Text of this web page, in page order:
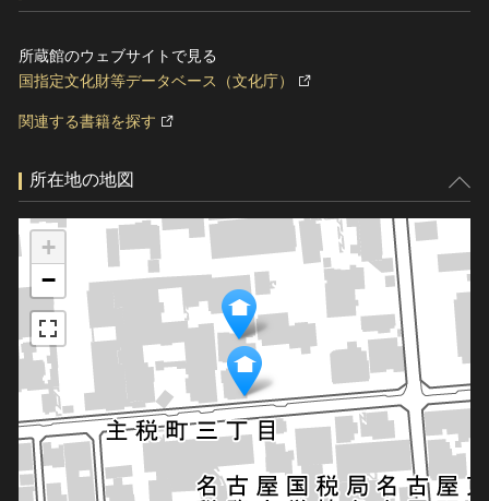
所蔵館のウェブサイトで見る
国指定文化財等データベース（文化庁）
関連する書籍を探す
所在地の地図
+
−